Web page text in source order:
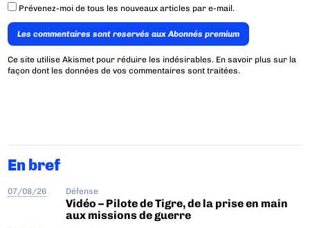
Prévenez-moi de tous les nouveaux articles par e-mail.
Les commentaires sont reservés aux Abonnés premium
Ce site utilise Akismet pour réduire les indésirables. En savoir plus sur la
façon dont les données de vos commentaires sont traitées.
En bref
07/08/26 Défense
Vidéo – Pilote de Tigre, de la prise en main
aux missions de guerre